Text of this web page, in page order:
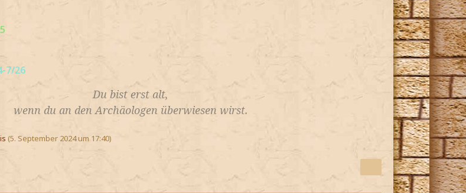
7/26
Du bist erst alt,
wenn du an den Archäologen überwiesen wirst.
(5. September 2024 um 17:40)